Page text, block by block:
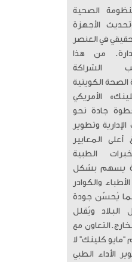
الصحية
الأجهزة
في العنصر
من هذا
الشراكة
الصحة الكويتية
الأمريكي
جادة نحو
وتطوير
أعلى المعايير
الطبية
يسهم بشكل
والكوادر
مما يُحسّن جودة
البلاد ويُقلل
​التعاون مع
كلينك” لا
الأداء الطبي